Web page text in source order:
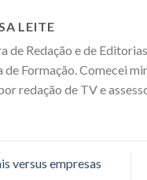
LEITE
de Redação e de
de Formação. Comecei
redação de TV e
versus empresas